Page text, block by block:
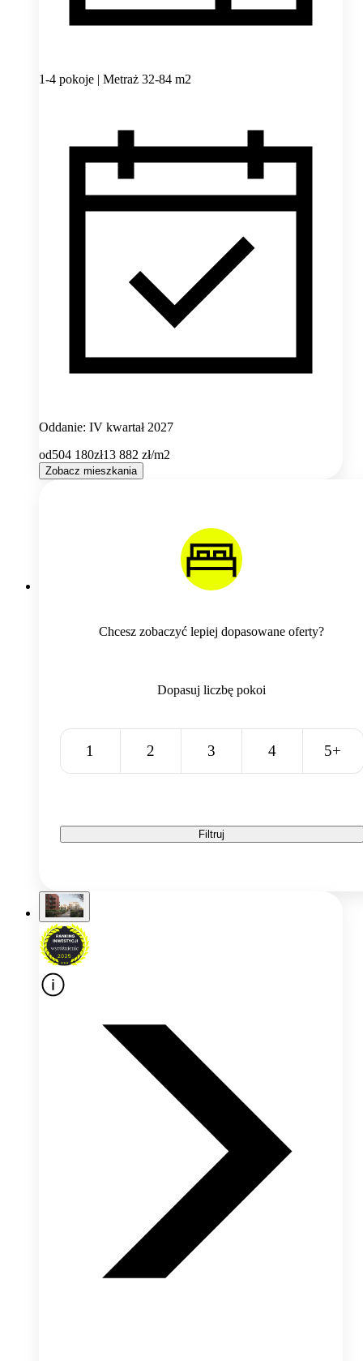
1-4 pokoje | Metraż 32-84 m2
Oddanie: IV kwartał 2027
od504 180zł13 882 zł/m2
Zobacz mieszkania
Chcesz zobaczyć lepiej dopasowane oferty?
Dopasuj liczbę pokoi
1 2 3 4 5+
Filtruj